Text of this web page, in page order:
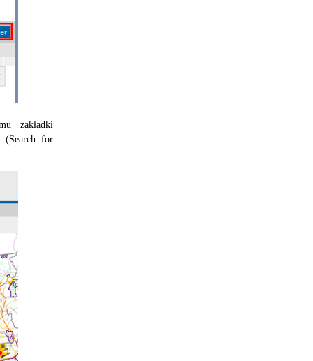
zakładki
(Search for